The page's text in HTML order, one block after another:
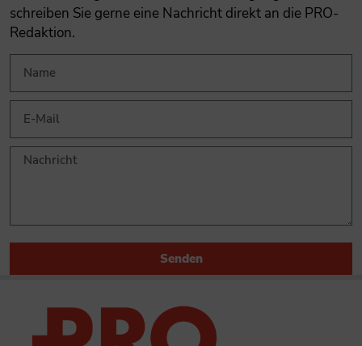
schreiben Sie gerne eine Nachricht direkt an die PRO-
Redaktion.
Senden